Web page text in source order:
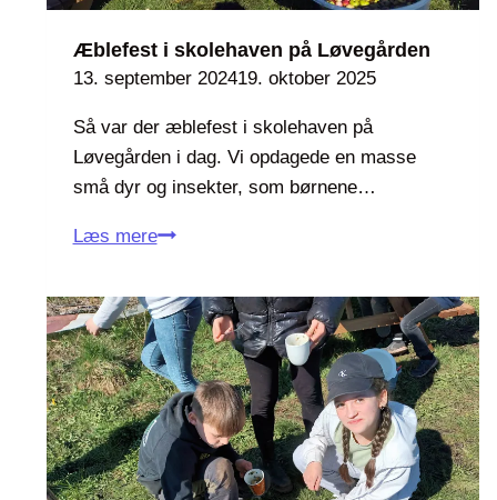
l
d
r
p
2
0
Æblefest i skolehaven på Løvegården
13. september 202419. oktober 2025
Så var der æblefest i skolehaven på
Løvegården i dag. Vi opdagede en masse
små dyr og insekter, som børnene…
Læs mereÆ
l
e
f
e
s
t
i